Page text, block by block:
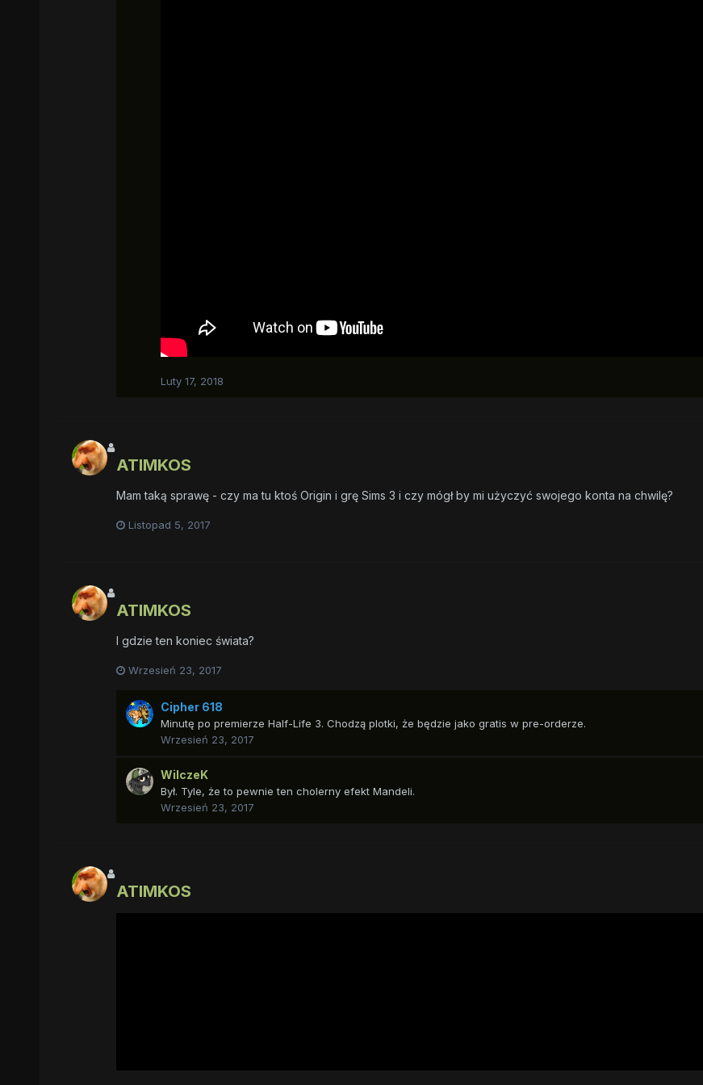
Luty 17, 2018
ATIMKOS
Mam taką sprawę - czy ma tu ktoś Origin i grę Sims 3 i czy mógł by mi użyczyć swojego konta na chwilę?
Listopad 5, 2017
ATIMKOS
I gdzie ten koniec świata?
Wrzesień 23, 2017
Cipher 618
Minutę po premierze Half-Life 3. Chodzą plotki, że będzie jako gratis w pre-orderze.
Wrzesień 23, 2017
WilczeK
Był. Tyle, że to pewnie ten cholerny efekt Mandeli.
Wrzesień 23, 2017
ATIMKOS